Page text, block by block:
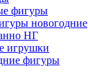
фигуры
новогодние
НГ
игрушки
фигуры